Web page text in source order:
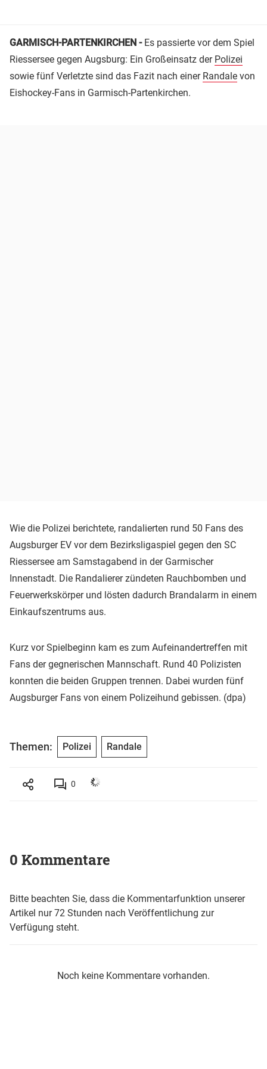
GARMISCH-PARTENKIRCHEN - Es passierte vor dem Spiel
Riessersee gegen Augsburg: Ein Großeinsatz der Polizei
sowie fünf Verletzte sind das Fazit nach einer Randale von
Eishockey-Fans in Garmisch-Partenkirchen.
Wie die Polizei berichtete, randalierten rund 50 Fans des
Augsburger EV vor dem Bezirksligaspiel gegen den SC
Riessersee am Samstagabend in der Garmischer
Innenstadt. Die Randalierer zündeten Rauchbomben und
Feuerwerkskörper und lösten dadurch Brandalarm in einem
Einkaufszentrums aus.
Kurz vor Spielbeginn kam es zum Aufeinandertreffen mit
Fans der gegnerischen Mannschaft. Rund 40 Polizisten
konnten die beiden Gruppen trennen. Dabei wurden fünf
Augsburger Fans von einem Polizeihund gebissen. (dpa)
Themen: Polizei Randale
0
0 Kommentare
Bitte beachten Sie, dass die Kommentarfunktion unserer
Artikel nur 72 Stunden nach Veröffentlichung zur
Verfügung steht.
Noch keine Kommentare vorhanden.